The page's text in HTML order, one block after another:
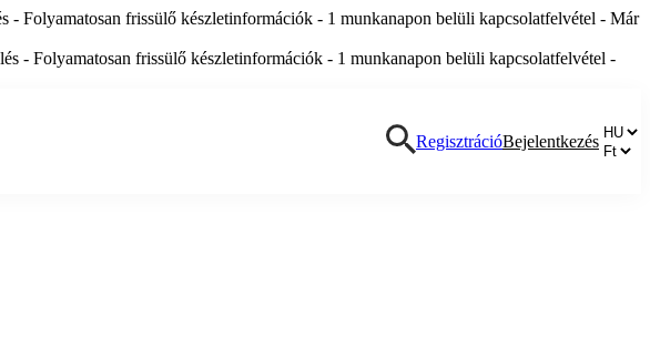
Folyamatosan frissülő készletinformációk - 1 munkanapon belüli kapcsolatfelvétel - Már
- Folyamatosan frissülő készletinformációk - 1 munkanapon belüli kapcsolatfelvétel -
RegisztrációBejelentkezés